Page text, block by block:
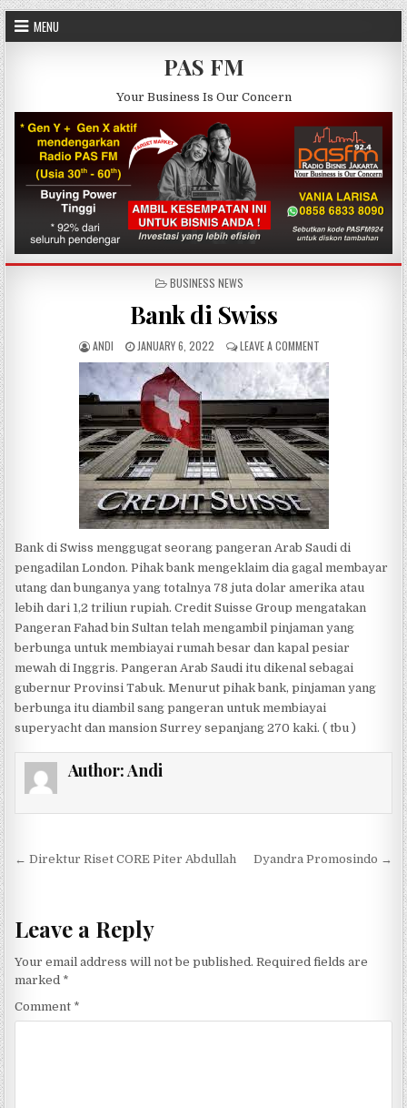
Skip to content
MENU
PAS FM
Your Business Is Our Concern
POSTED IN
BUSINESS NEWS
Bank di Swiss
AUTHOR:
ANDI PUBLISHED DATE:
JANUARY 6, 2022 LEAVE A COMMENTON BANK DI SWISS
Bank di Swiss menggugat seorang pangeran Arab Saudi di
pengadilan London. Pihak bank mengeklaim dia gagal membayar
utang dan bunganya yang totalnya 78 juta dolar amerika atau
lebih dari 1,2 triliun rupiah. Credit Suisse Group mengatakan
Pangeran Fahad bin Sultan telah mengambil pinjaman yang
berbunga untuk membiayai rumah besar dan kapal pesiar
mewah di Inggris. Pangeran Arab Saudi itu dikenal sebagai
gubernur Provinsi Tabuk. Menurut pihak bank, pinjaman yang
berbunga itu diambil sang pangeran untuk membiayai
superyacht dan mansion Surrey sepanjang 270 kaki. ( tbu )
Author:Andi
Post navigation
← Direktur Riset CORE Piter Abdullah Dyandra Promosindo →
Leave a Reply
Your email address will not be published. Required fields are
marked *
Comment *